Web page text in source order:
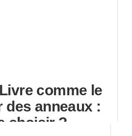
comme le
des anneaux :
choisir ?